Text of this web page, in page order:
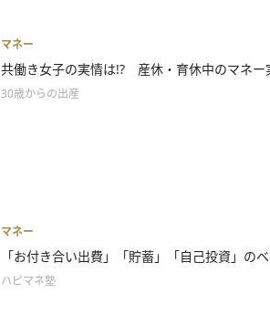
マネー
共働き女子の実情は!? 産休・育休中のマネー
30歳からの出産
マネー
「お付き合い出費」「貯蓄」「自己投資」の
ハピマネ塾